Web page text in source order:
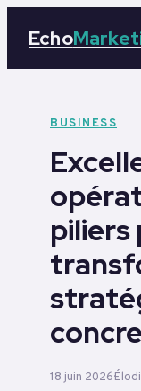
Echo
Business
Tech
Éducation
Emploi
BUSINESS
piliers
18 juin 2026